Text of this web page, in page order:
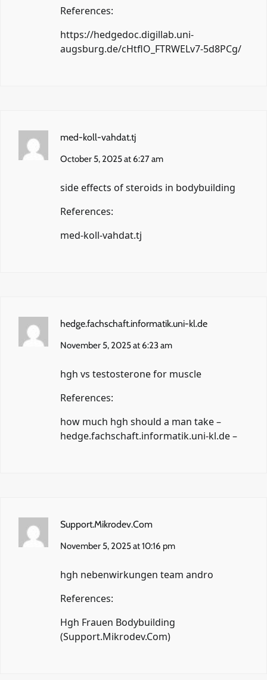
References:
https://hedgedoc.digillab.uni-
augsburg.de/cHtflO_FTRWELv7-5d8PCg/
med-koll-vahdat.tj
October 5, 2025 at 6:27 am
side effects of steroids in bodybuilding
References:
med-koll-vahdat.tj
hedge.fachschaft.informatik.uni-kl.de
November 5, 2025 at 6:23 am
hgh vs testosterone for muscle
References:
how much hgh should a man take –
hedge.fachschaft.informatik.uni-kl.de–
Support.Mikrodev.Com
November 5, 2025 at 10:16 pm
hgh nebenwirkungen team andro
References:
Hgh Frauen Bodybuilding
(Support.Mikrodev.Com)